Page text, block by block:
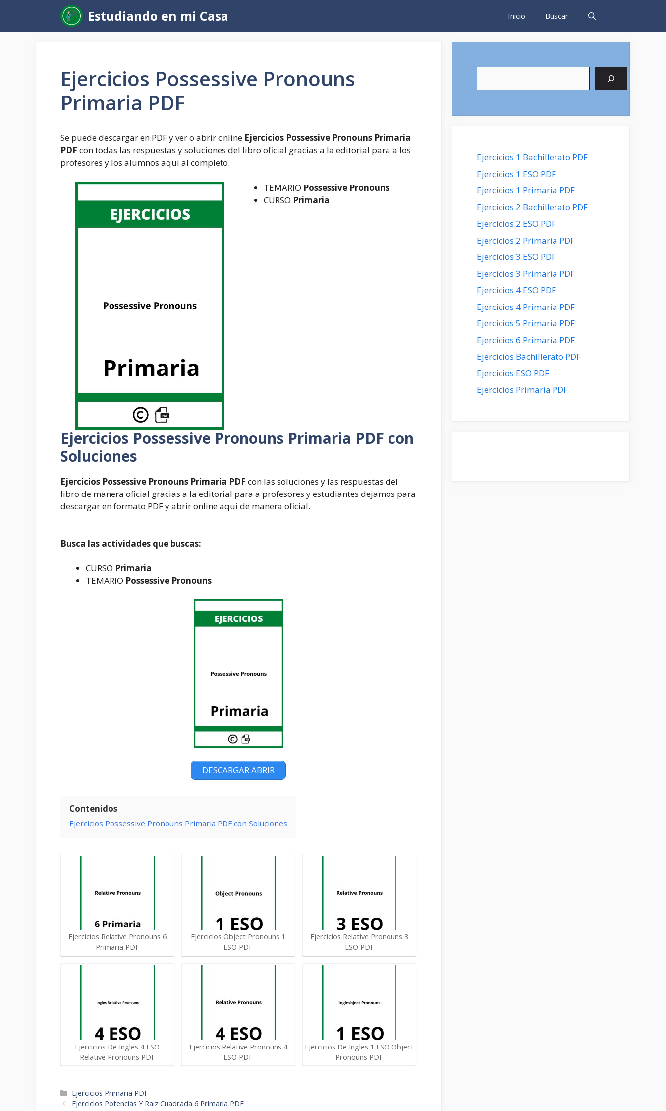
contenido
Estudiando en mi Casa Inicio Buscar
Ejercicios Possessive Pronouns
Primaria PDF
Se puede descargar en PDF y ver o abrir online Ejercicios Possessive Pronouns Primaria
PDF con todas las respuestas y soluciones del libro oficial gracias a la editorial para a los
profesores y los alumnos aqui al completo.
TEMARIO Possessive Pronouns
CURSO Primaria
Ejercicios Possessive Pronouns Primaria PDF con
Soluciones
Ejercicios Possessive Pronouns Primaria PDF con las soluciones y las respuestas del
libro de manera oficial gracias a la editorial para a profesores y estudiantes dejamos para
descargar en formato PDF y abrir online aqui de manera oficial.
Busca las actividades que buscas:
CURSO Primaria
TEMARIO Possessive Pronouns
DESCARGAR ABRIR
Contenidos
Ejercicios Possessive Pronouns Primaria PDF con Soluciones
Ejercicios Relative Pronouns 6
Primaria PDF
Ejercicios De Ingles 4 ESO
Relative Pronouns PDF
Ejercicios Object Pronouns 1
ESO PDF
Ejercicios Relative Pronouns 4
ESO PDF
Ejercicios Relative Pronouns 3
ESO PDF
Ejercicios De Ingles 1 ESO Object
Pronouns PDF
Categorías
Ejercicios Primaria PDF
Navegación
Ejercicios Potencias Y Raiz Cuadrada 6 Primaria PDF
Ejercicios 1 Bachillerato PDF
Ejercicios 1 ESO PDF
Ejercicios 1 Primaria PDF
Ejercicios 2 Bachillerato PDF
Ejercicios 2 ESO PDF
Ejercicios 2 Primaria PDF
Ejercicios 3 ESO PDF
Ejercicios 3 Primaria PDF
Ejercicios 4 ESO PDF
Ejercicios 4 Primaria PDF
Ejercicios 5 Primaria PDF
Ejercicios 6 Primaria PDF
Ejercicios Bachillerato PDF
Ejercicios ESO PDF
Ejercicios Primaria PDF